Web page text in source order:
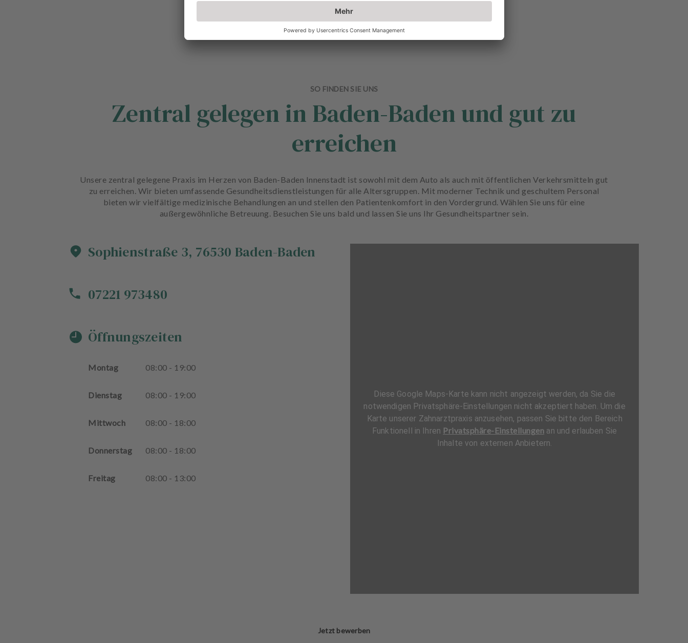
SO FINDEN SIE UNS
Zentral gelegen in Baden-Baden und gut zu
erreichen
Unsere zentral gelegene Praxis im Herzen von Baden-Baden Innenstadt ist sowohl mit dem Auto als auch mit öffentlichen Verkehrsmitteln gut
zu erreichen. Wir bieten umfassende Gesundheitsdienstleistungen für alle Altersgruppen. Mit moderner Technik und geschultem Personal
bieten wir vielfältige medizinische Behandlungen an und stellen den Patientenkomfort in den Vordergrund. Wählen Sie uns für eine
außergewöhnliche Betreuung. Besuchen Sie uns bald und lassen Sie uns Ihr Gesundheitspartner sein.
Sophienstraße 3, 76530 Baden-Baden
07221 973480
Öffnungszeiten
Montag 08:00 - 19:00
Dienstag 08:00 - 19:00
Mittwoch 08:00 - 18:00
Donnerstag 08:00 - 18:00
Freitag 08:00 - 13:00
Diese Google Maps-Karte kann nicht angezeigt werden, da Sie die
notwendigen Privatsphäre-Einstellungen nicht akzeptiert haben. Um die
Karte unserer Zahnarztpraxis anzusehen, passen Sie bitte den Bereich
Funktionell in Ihren Privatsphäre-Einstellungen an und erlauben Sie
Inhalte von externen Anbietern.
Jetzt bewerben